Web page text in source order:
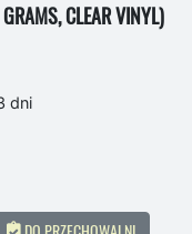
CLEAR VINYL)
dni